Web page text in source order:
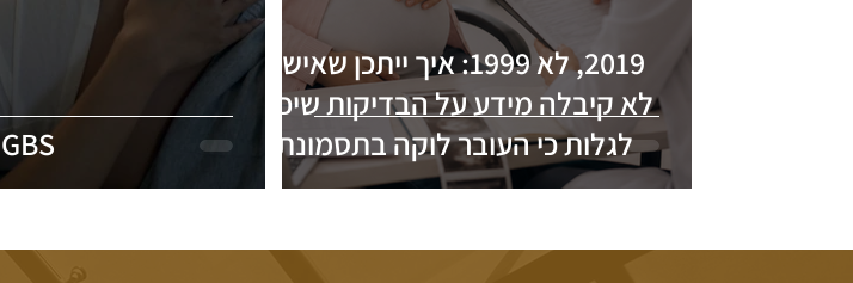
2019, לא 1999: איך ייתכן שאישה
לא קיבלה מידע על הבדיקות שיכלו
לגלות כי העובר לוקה בתסמונת
דאון?
GBS